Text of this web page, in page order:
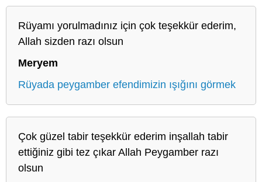
Rüyamı yorulmadınız için çok teşekkür ederim,
Allah sizden razı olsun
Meryem
Rüyada peygamber efendimizin ışığını görmek
Çok güzel tabir teşekkür ederim inşallah tabir
ettiğiniz gibi tez çıkar Allah Peygamber razı
olsun